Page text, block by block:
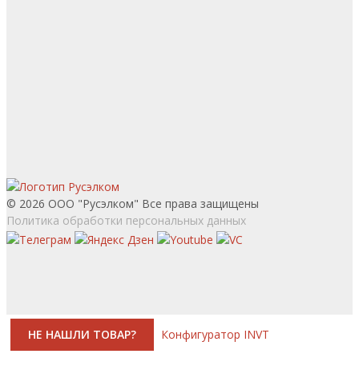
© 2026 ООО "Русэлком" Все права защищены
Политика обработки персональных данных
НЕ НАШЛИ ТОВАР? Конфигуратор INVT